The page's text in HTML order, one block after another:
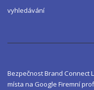
vyhledávání
BezpečnostBrand Connect
místa na Google Firemní